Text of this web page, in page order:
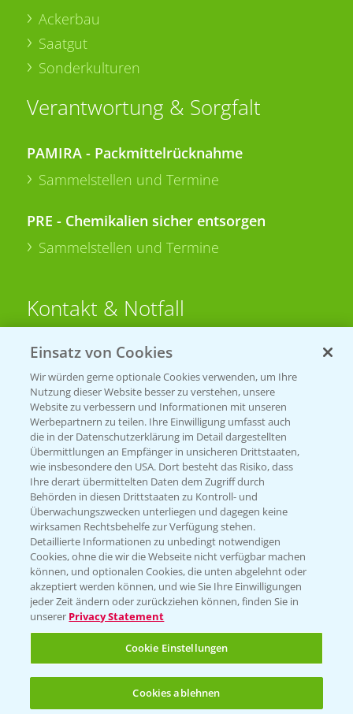
Ackerbau
Saatgut
Sonderkulturen
Verantwortung & Sorgfalt
PAMIRA - Packmittelrücknahme
Sammelstellen und Termine
PRE - Chemikalien sicher entsorgen
Sammelstellen und Termine
Kontakt & Notfall
Beratung auf WhatsApp
T.+49 (0)174 346 564 1
KONTAKT
Hilfe in Notfällen
T.+49 (0)214/30-20220
Folgen Sie uns
Einsatz von Cookies
Wir würden gerne optionale Cookies verwenden, um Ihre
Nutzung dieser Website besser zu verstehen, unsere
Website zu verbessern und Informationen mit unseren
Werbepartnern zu teilen. Ihre Einwilligung umfasst auch
die in der Datenschutzerklärung im Detail dargestellten
Übermittlungen an Empfänger in unsicheren Drittstaaten,
wie insbesondere den USA. Dort besteht das Risiko, dass
Ihre derart übermittelten Daten dem Zugriff durch
Behörden in diesen Drittstaaten zu Kontroll- und
Überwachungszwecken unterliegen und dagegen keine
wirksamen Rechtsbehelfe zur Verfügung stehen.
Detaillierte Informationen zu unbedingt notwendigen
Cookies, ohne die wir die Webseite nicht verfügbar machen
können, und optionalen Cookies, die unten abgelehnt oder
akzeptiert werden können, und wie Sie Ihre Einwilligungen
jeder Zeit ändern oder zurückziehen können, finden Sie in
unserer Privacy Statement
Cookie Einstellungen
Cookies ablehnen